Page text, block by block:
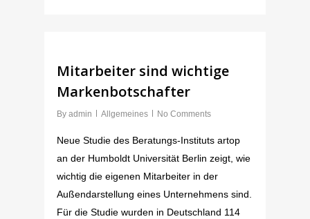
Mitarbeiter sind wichtige
Markenbotschafter
By admin Allgemeines No Comments
Neue Studie des Beratungs-Instituts artop
an der Humboldt Universität Berlin zeigt, wie
wichtig die eigenen Mitarbeiter in der
Außendarstellung eines Unternehmens sind.
Für die Studie wurden in Deutschland 114